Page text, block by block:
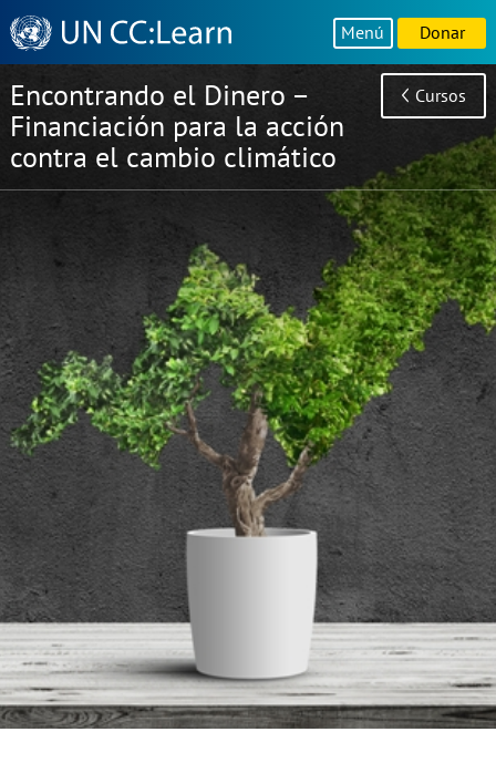
Knowledge
Sharing
Platform
Menú Donar
Encontrando el Dinero –
Financiación para la acción
contra el cambio climático
Cursos